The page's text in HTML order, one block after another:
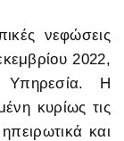
νεφώσεις
2022,
Υπηρεσία. Η
κυρίως τις
και